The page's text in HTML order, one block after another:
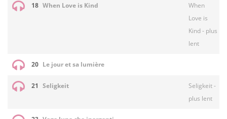
18 When Love is Kind
When
Love is
Kind - plus
lent
20 Le jour et sa lumière
21 Seligkeit
Seligkeit -
plus lent